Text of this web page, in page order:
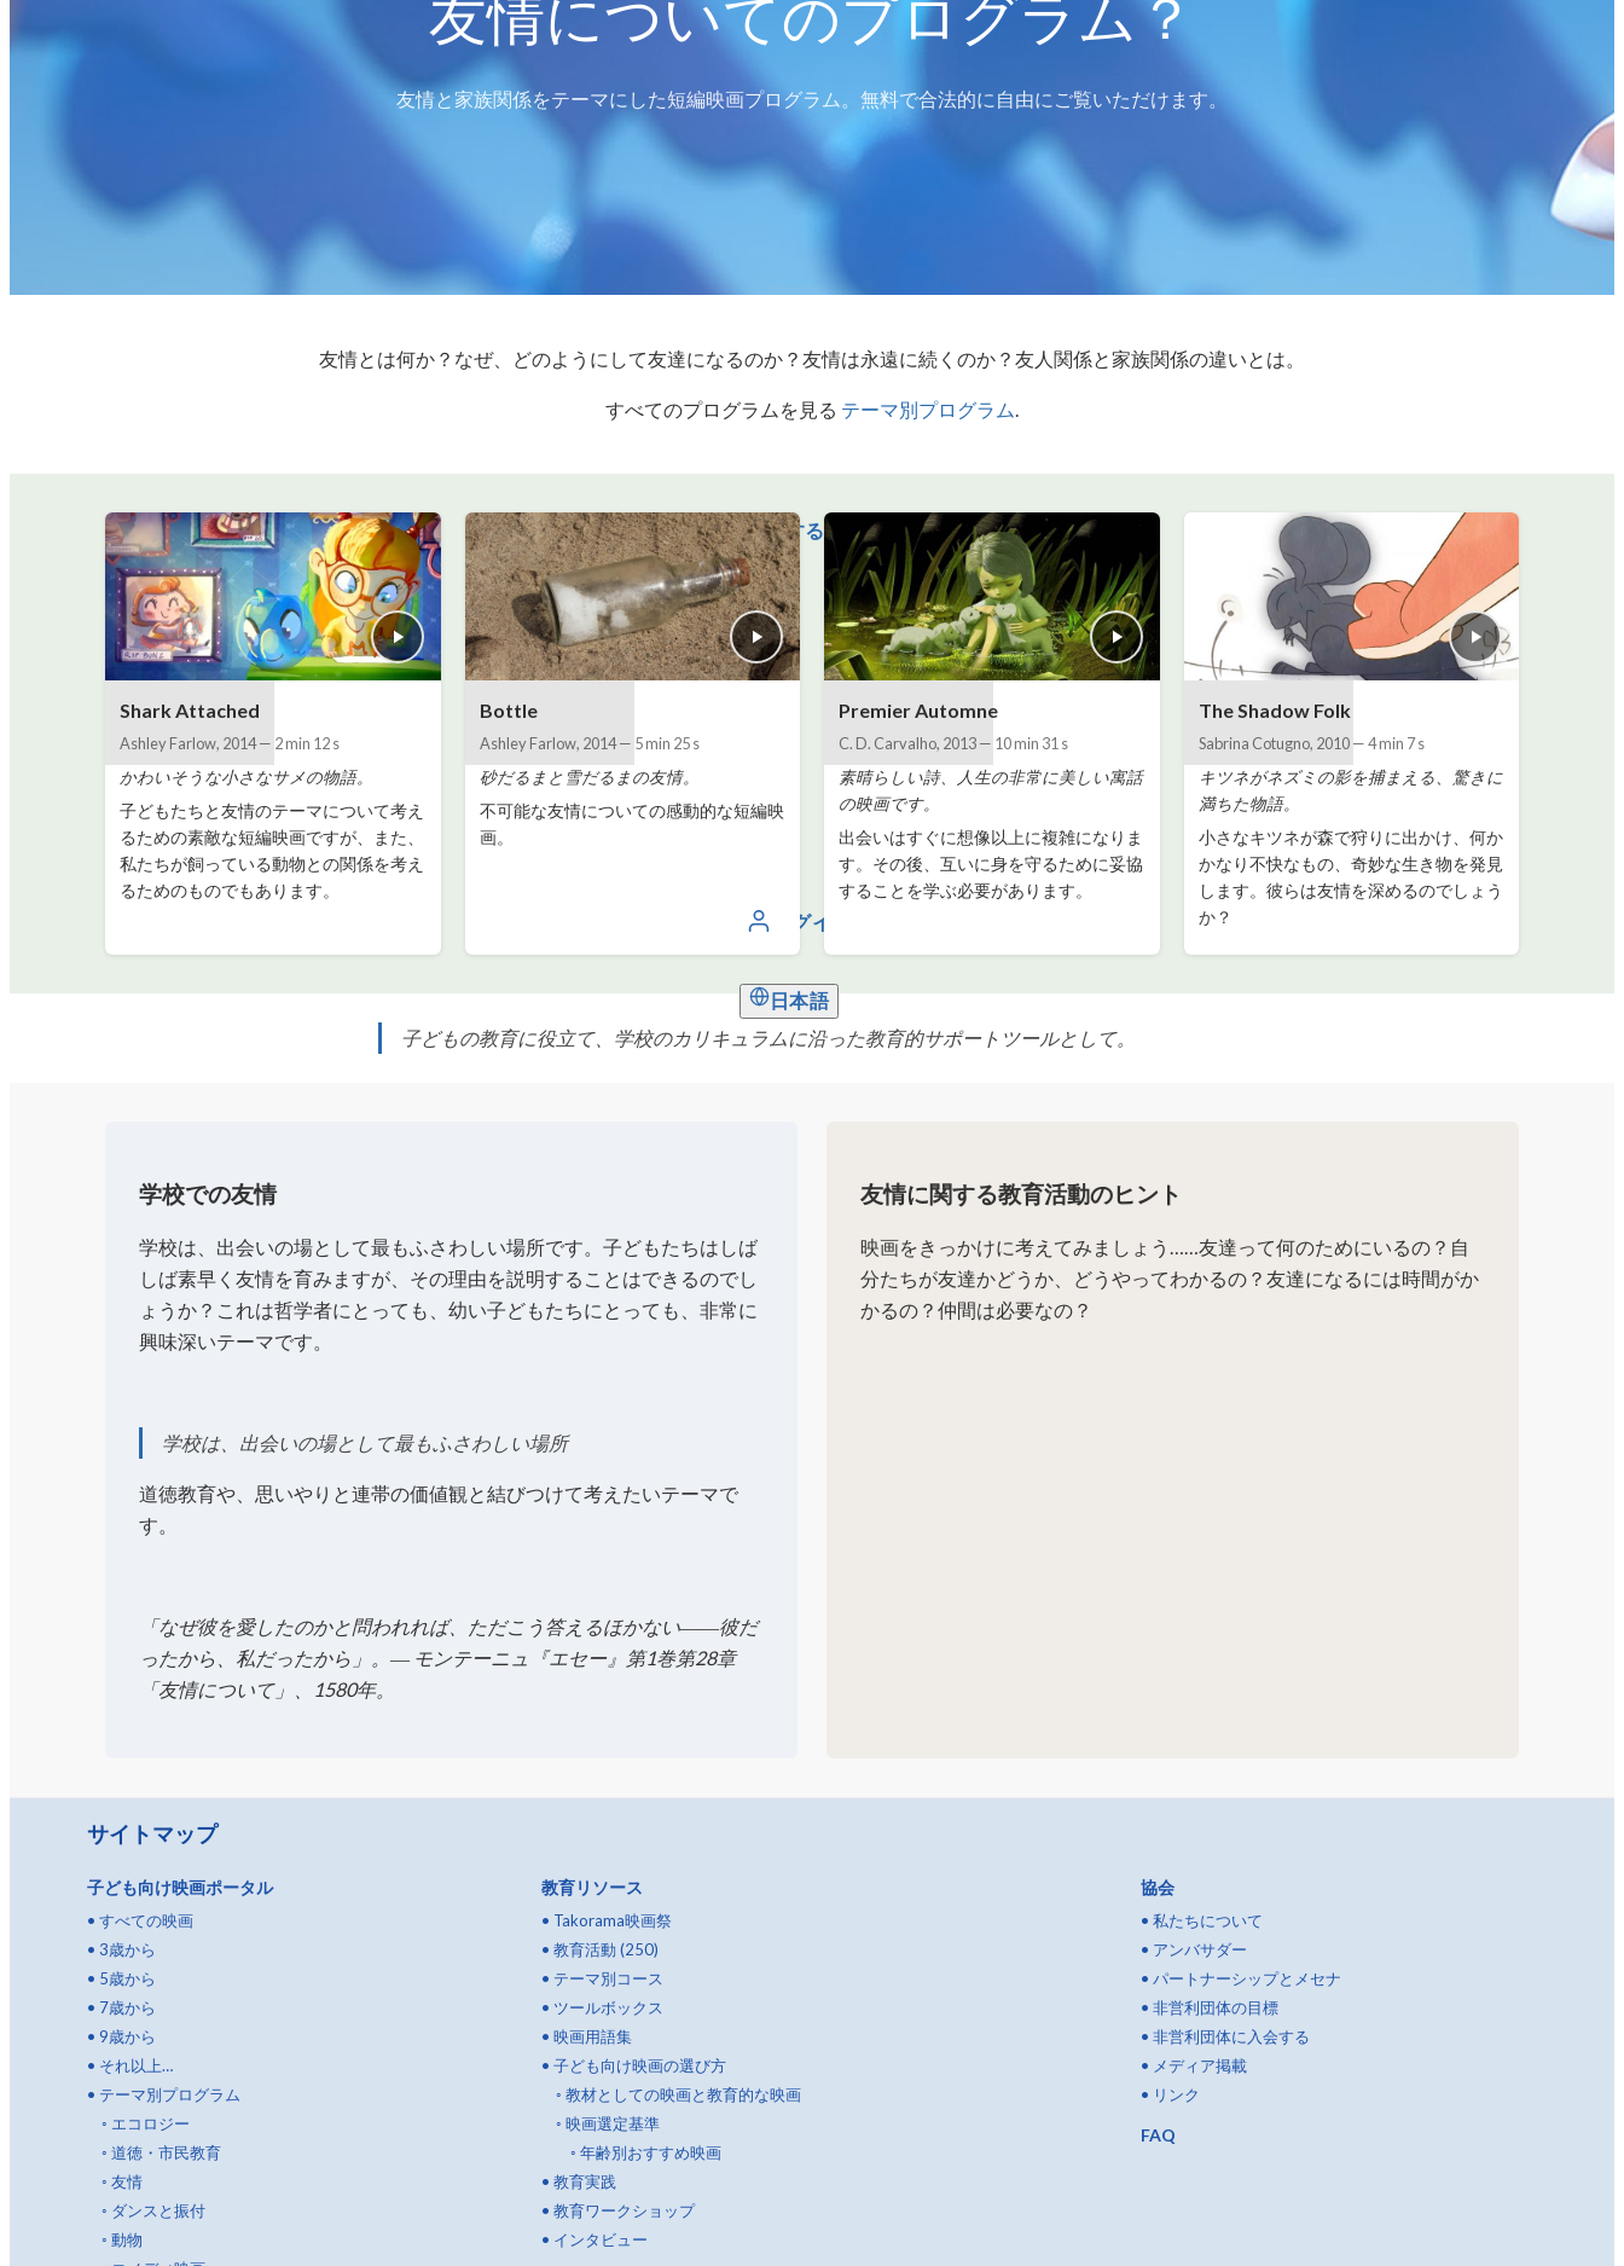
寄付する
ログイン
日本語
友情についてのプログラム？
友情と家族関係をテーマにした短編映画プログラム。無料で合法的に自由にご覧いただけます。
友情とは何か？なぜ、どのようにして友達になるのか？友情は永遠に続くのか？友人関係と家族関係の違いとは。
すべてのプログラムを見る テーマ別プログラム.
Shark Attached
Ashley Farlow, 2014— 2 min 12 s
かわいそうな小さなサメの物語。
子どもたちと友情のテーマについて考え
るための素敵な短編映画ですが、また、
私たちが飼っている動物との関係を考え
るためのものでもあります。
Bottle
Ashley Farlow, 2014— 5 min 25 s
砂だるまと雪だるまの友情。
不可能な友情についての感動的な短編映
画。
Premier Automne
C. D. Carvalho, 2013— 10 min 31 s
素晴らしい詩、人生の非常に美しい寓話
の映画です。
出会いはすぐに想像以上に複雑になりま
す。その後、互いに身を守るために妥協
することを学ぶ必要があります。
The Shadow Folk
Sabrina Cotugno, 2010—4 min 7 s
キツネがネズミの影を捕まえる、驚きに
満ちた物語。
小さなキツネが森で狩りに出かけ、何か
かなり不快なもの、奇妙な生き物を発見
します。彼らは友情を深めるのでしょう
か？
子どもの教育に役立て、学校のカリキュラムに沿った教育的サポートツールとして。
学校での友情
学校は、出会いの場として最もふさわしい場所です。子どもたちはしば
しば素早く友情を育みますが、その理由を説明することはできるのでし
ょうか？これは哲学者にとっても、幼い子どもたちにとっても、非常に
興味深いテーマです。
学校は、出会いの場として最もふさわしい場所
道徳教育や、思いやりと連帯の価値観と結びつけて考えたいテーマで
す。
「なぜ彼を愛したのかと問われれば、ただこう答えるほかない――彼だ
ったから、私だったから」。― モンテーニュ『エセー』第1巻第28章
「友情について」、1580年。
友情に関する教育活動のヒント
映画をきっかけに考えてみましょう……友達って何のためにいるの？自
分たちが友達かどうか、どうやってわかるの？友達になるには時間がか
かるの？仲間は必要なの？
サイトマップ
子ども向け映画ポータル
• すべての映画
• 3歳から
• 5歳から
• 7歳から
• 9歳から
• それ以上…
• テーマ別プログラム
◦ エコロジー
◦ 道徳・市民教育
◦ 友情
◦ ダンスと振付
◦ 動物
教育リソース
• Takorama映画祭
• 教育活動 (250)
• テーマ別コース
• ツールボックス
• 映画用語集
• 子ども向け映画の選び方
◦ 教材としての映画と教育的な映画
◦ 映画選定基準
◦ 年齢別おすすめ映画
• 教育実践
• 教育ワークショップ
• インタビュー
協会
• 私たちについて
• アンバサダー
• パートナーシップとメセナ
• 非営利団体の目標
• 非営利団体に入会する
• メディア掲載
• リンク
FAQ